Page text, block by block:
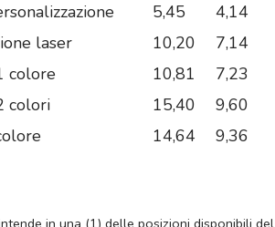
5,45 4,14
laser
10,20 7,14
colore
10,81 7,23
colori
15,40 9,60
14,64 9,36